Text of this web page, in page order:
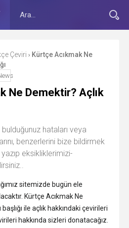
Çeviri › Kürtçe Acıkmak Ne
Ne Demektir? Açlık
bulduğunuz hataları veya
benzerlerini bize bildirmek
eksikliklerimizi-
sitemizde bugün ele
Kürtçe Acıkmak Ne
başlığı ile açlık hakkındaki çevirileri
hakkında sizleri donatacağız.